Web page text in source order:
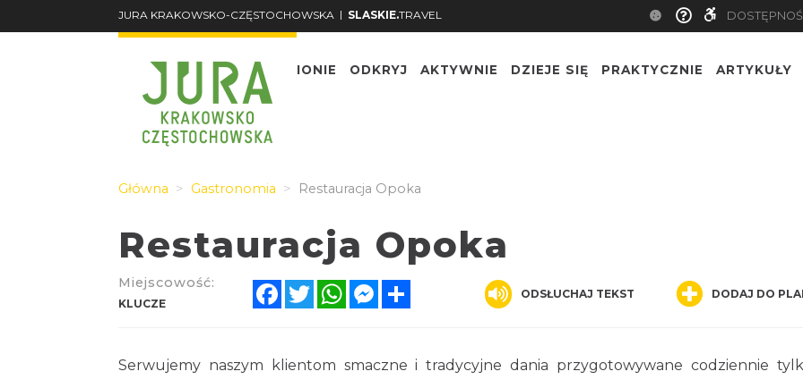
JURA KRAKOWSKO-CZĘSTOCHOWSKA | SLASKIE.TRAVEL
O REGIONIE ODKRYJ AKTYWNIE DZIEJE SIĘ PRAKTYCZNIE ARTYKUŁY
Główna Gastronomia Restauracja Opoka
Restauracja Opoka
Miejscowość:
KLUCZE
FacebookTwitterWhatsAppMessenger ODSŁUCHAJ TEKST DODAJ DO
Serwujemy naszym klientom smaczne i tradycyjne dania przygotowywane codziennie